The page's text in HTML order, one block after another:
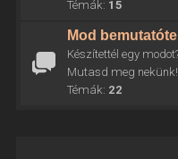
Témák: 15
Mod
Készítettél egy
Mutasd meg nekünk!
Témák: 22